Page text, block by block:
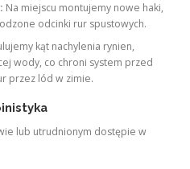
Na miejscu montujemy nowe haki,
odcinki rur spustowych.
kąt nachylenia rynien,
wody, co chroni system przed
przez lód w zimie.
lub utrudnionym dostępie w